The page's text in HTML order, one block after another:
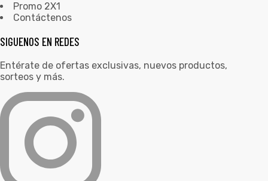
Promo 2X1
Contáctenos
SIGUENOS EN REDES
Entérate de ofertas exclusivas, nuevos productos,
sorteos y más.